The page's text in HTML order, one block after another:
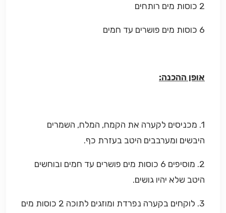
2 כוסות מים רותחים
6 כוסות מים פושרים עד חמים
אופן ההכנה:
1. מכניסים לקערה את הקמח, המלח, השמרים
היבשים ומערבבים היטב בעזרת כף.
2. מוסיפים 6 כוסות מים פושרים עד חמים ובוחשים
היטב שלא יהיו גושים.
3. לוקחים בקערה נפרדת ומוזגים לתוכה 2 כוסות מים